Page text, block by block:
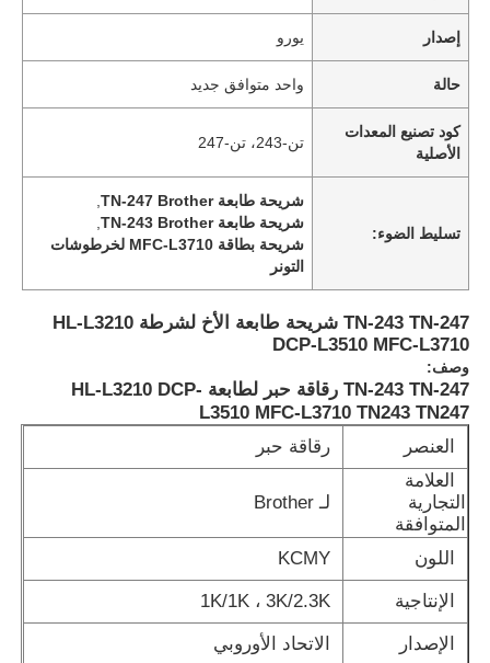
إصدار يورو
حالة واحد متوافق جديد
كود تصنيع المعدات
الأصلية
تن-243، تن-247
تسليط الضوء:
شريحة طابعة TN-247 Brother
شريحة طابعة TN-243 Brother
شريحة بطاقة MFC-L3710 لخرطوشات
التونر
TN-243 TN-247 شريحة طابعة الأخ لشرطة HL-L3210
DCP-L3510 MFC-L3710
وصف:
TN-243 TN-247 رقاقة حبر لطابعة HL-L3210 DCP-
L3510 MFC-L3710 TN243 TN247
العنصر
رقاقة حبر
العلامة
التجارية
المتوافقة
لـ Brother
اللون KCMY
الإنتاجية 1K/1K ، 3K/2.3K
الإصدار
الاتحاد الأوروبي